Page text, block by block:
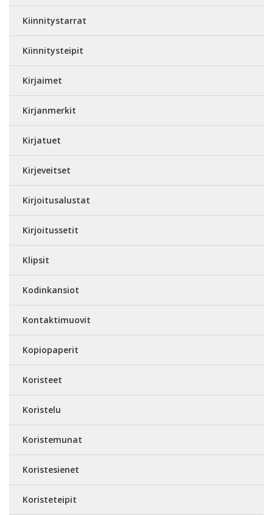
Kiinnitystarrat
Kiinnitysteipit
Kirjaimet
Kirjanmerkit
Kirjatuet
Kirjeveitset
Kirjoitusalustat
Kirjoitussetit
Klipsit
Kodinkansiot
Kontaktimuovit
Kopiopaperit
Koristeet
Koristelu
Koristemunat
Koristesienet
Koristeteipit